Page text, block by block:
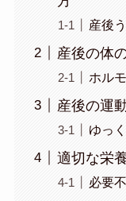
産後
産後の体
ホル
産後の運
ゆっ
適切な栄
必要